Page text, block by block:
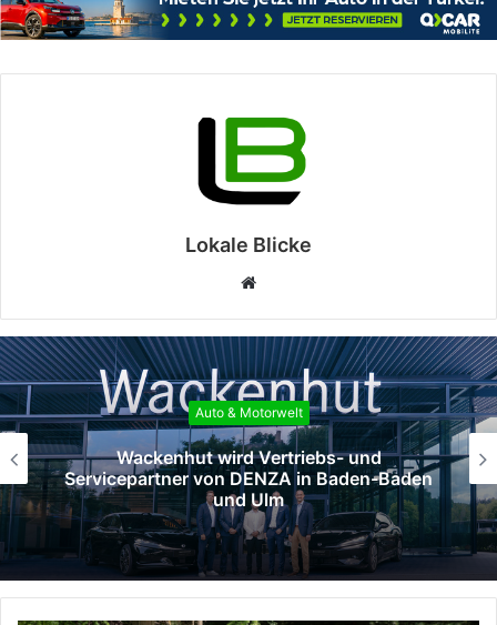
Lokale Blicke
Webseite
Auto & Motorwelt
Das DENZA-Händlernetz wächst weiter:
Ebert wird neuer Vertriebspartner